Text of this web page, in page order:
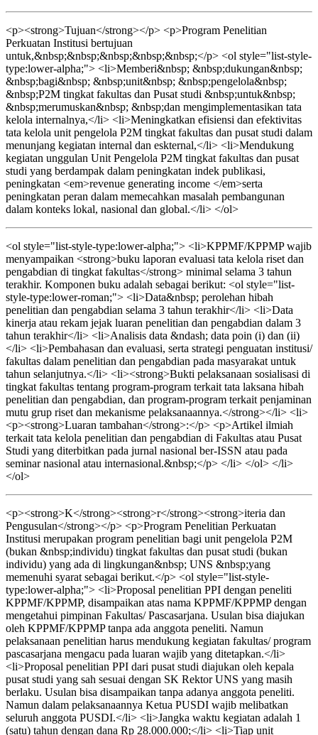
<p><strong>Tujuan</strong></p> <p>Program Penelitian
Perkuatan Institusi bertujuan
untuk,&nbsp;&nbsp;&nbsp;&nbsp;&nbsp;</p> <ol style="list-style-
type:lower-alpha;"> <li>Memberi&nbsp; &nbsp;dukungan&nbsp;
&nbsp;bagi&nbsp; &nbsp;unit&nbsp; &nbsp;pengelola&nbsp;
&nbsp;P2M tingkat fakultas dan Pusat studi &nbsp;untuk&nbsp;
&nbsp;merumuskan&nbsp; &nbsp;dan mengimplementasikan tata
kelola internalnya,</li> <li>Meningkatkan efisiensi dan efektivitas
tata kelola unit pengelola P2M tingkat fakultas dan pusat studi dalam
menunjang kegiatan internal dan eskternal,</li> <li>Mendukung
kegiatan unggulan Unit Pengelola P2M tingkat fakultas dan pusat
studi yang berdampak dalam peningkatan indek publikasi,
peningkatan <em>revenue generating income </em>serta
peningkatan peran dalam memecahkan masalah pembangunan
dalam konteks lokal, nasional dan global.</li> </ol>
<ol style="list-style-type:lower-alpha;"> <li>KPPMF/KPPMP wajib
menyampaikan <strong>buku laporan evaluasi tata kelola riset dan
pengabdian di tingkat fakultas</strong> minimal selama 3 tahun
terakhir. Komponen buku adalah sebagai berikut: <ol style="list-
style-type:lower-roman;"> <li>Data&nbsp; perolehan hibah
penelitian dan pengabdian selama 3 tahun terakhir</li> <li>Data
kinerja atau rekam jejak luaran penelitian dan pengabdian dalam 3
tahun terakhir</li> <li>Analisis data &ndash; data poin (i) dan (ii)
</li> <li>Pembahasan dan evaluasi, serta strategi penguatan institusi/
fakultas dalam penelitian dan pengabdian pada masyarakat untuk
tahun selanjutnya.</li> <li><strong>Bukti pelaksanaan sosialisasi di
tingkat fakultas tentang program-program terkait tata laksana hibah
penelitian dan pengabdian, dan program-program terkait penjaminan
mutu grup riset dan mekanisme pelaksanaannya.</strong></li> <li>
<p><strong>Luaran tambahan</strong>:</p> <p>Artikel ilmiah
terkait tata kelola penelitian dan pengabdian di Fakultas atau Pusat
Studi yang diterbitkan pada jurnal nasional ber-ISSN atau pada
seminar nasional atau internasional.&nbsp;</p> </li> </ol> </li>
</ol>
<p><strong>K</strong><strong>r</strong><strong>iteria dan
Pengusulan</strong></p> <p>Program Penelitian Perkuatan
Institusi merupakan program penelitian bagi unit pengelola P2M
(bukan &nbsp;individu) tingkat fakultas dan pusat studi (bukan
individu) yang ada di lingkungan&nbsp; UNS &nbsp;yang
memenuhi syarat sebagai berikut.</p> <ol style="list-style-
type:lower-alpha;"> <li>Proposal penelitian PPI dengan peneliti
KPPMF/KPPMP, disampaikan atas nama KPPMF/KPPMP dengan
mengetahui pimpinan Fakultas/ Pascasarjana. Usulan bisa diajukan
oleh KPPMF/KPPMP tanpa ada anggota peneliti. Namun
pelaksanaan penelitian harus mendukung kegiatan fakultas/ program
pascasarjana mengacu pada luaran wajib yang ditetapkan.</li>
<li>Proposal penelitian PPI dari pusat studi diajukan oleh kepala
pusat studi yang sah sesuai dengan SK Rektor UNS yang masih
berlaku. Usulan bisa disampaikan tanpa adanya anggota peneliti.
Namun dalam pelaksanaannya Ketua PUSDI wajib melibatkan
seluruh anggota PUSDI.</li> <li>Jangka waktu kegiatan adalah 1
(satu) tahun dengan dana Rp 28.000.000;</li> <li>Tiap unit